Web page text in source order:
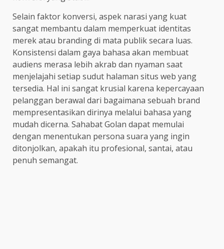
Selain faktor konversi, aspek narasi yang kuat
sangat membantu dalam memperkuat identitas
merek atau branding di mata publik secara luas.
Konsistensi dalam gaya bahasa akan membuat
audiens merasa lebih akrab dan nyaman saat
menjelajahi setiap sudut halaman situs web yang
tersedia. Hal ini sangat krusial karena kepercayaan
pelanggan berawal dari bagaimana sebuah brand
mempresentasikan dirinya melalui bahasa yang
mudah dicerna. Sahabat Golan dapat memulai
dengan menentukan persona suara yang ingin
ditonjolkan, apakah itu profesional, santai, atau
penuh semangat.